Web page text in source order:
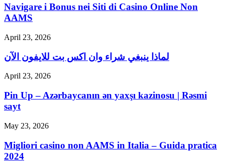
Navigare i Bonus nei Siti di Casino Online Non
AAMS
April 23, 2026
لماذا ينبغي شراء وان اكس بت للايفون الآن
April 23, 2026
Pin Up – Azərbaycanın ən yaxşı kazinosu | Rəsmi
sayt
May 23, 2026
Migliori casino non AAMS in Italia – Guida pratica
2024